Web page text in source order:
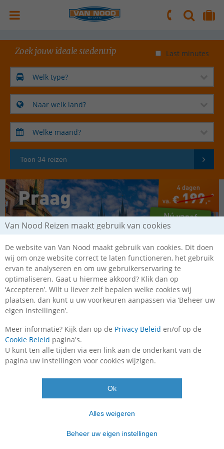
zaterdag: 10:00 - 16:00 uur
ZOEKENNAAR 'MIJN REIS' OMGEVING
Zoek jouw ideale stedentrip Last minutes
Welk type?
Naar welk land?
Welke maand?
Toon 34 reizen
Complete stedentrips incl. vervoer,
overnachting én ontbijt
Ga met ons mee naar één van de prachtige steden die
Europa rijk is! Al 80 jaar werken wij vol passie om jou een
zorgeloze en onvergetelijke busreis te bezorgen. Stap in
één van onze luxe touringcars en geniet optimaal van
aan onze excursie(s) of de stad op eigen gelegenheid wilt
Van Nood Reizen maakt gebruik van cookies
De website van Van Nood maakt gebruik van cookies. Dit doen
wij om onze website correct te laten functioneren, het gebruik
ervan te analyseren en om uw gebruikerservaring te
optimaliseren. Gaat u hiermee akkoord? Klik dan op
‘Accepteren’. Wilt u liever zelf bepalen welke cookies wij
plaatsen, dan kunt u uw voorkeuren aanpassen via ‘Beheer uw
eigen instellingen’.
Meer informatie? Kijk dan op de Privacy Beleid en/of op de
Cookie Beleid pagina's.
U kunt ten alle tijden via een link aan de onderkant van de
pagina uw instellingen voor cookies wijzigen.
Beheer uw eigen instellingen
Alles weigeren
Ok